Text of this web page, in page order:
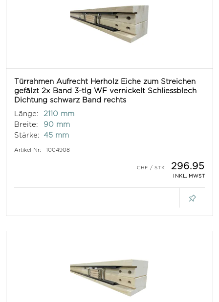
Türrahmen Aufrecht Herholz Eiche zum Streichen
gefälzt 2x Band 3-tlg WF vernickelt Schliessblech
Dichtung schwarz Band rechts
Länge:
2110 mm
Breite:
90 mm
Stärke:
45 mm
Artikel-Nr: 1004908
296.95
INKL. MWST